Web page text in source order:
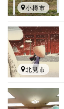
小樽市
北見市